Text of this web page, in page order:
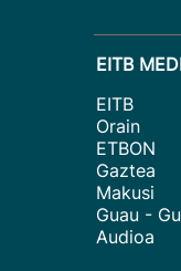
EITB
EITB
Orain
ETBON
Gaztea
Makusi
Guau -
Audioa